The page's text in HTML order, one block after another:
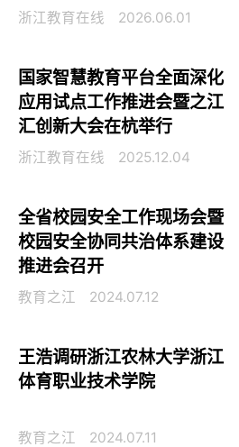
浙江教育在线 2026.06.01
国家智慧教育平台全面深化
应用试点工作推进会暨之江
汇创新大会在杭举行
浙江教育在线 2025.12.04
全省校园安全工作现场会暨
校园安全协同共治体系建设
推进会召开
教育之江 2024.07.12
王浩调研浙江农林大学浙江
体育职业技术学院
教育之江 2024.07.11